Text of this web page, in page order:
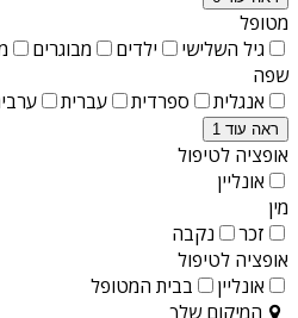
מטופל
גיל השלישי
ילדים מבוגרים
שפה
אנגלית
ספרדית עברית
ראה עוד 1
אופציה לטיפול
אונליין
מין
זכר
נקבה
אופציה לטיפול
אונליין
בבית המטופל
המיקום שלך